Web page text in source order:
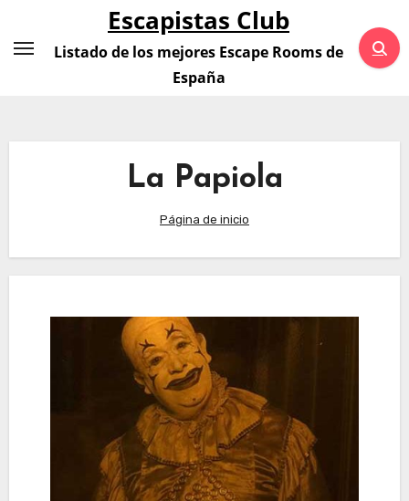
contenido
Escapistas Club
Listado de los mejores Escape Rooms de
España
La Papiola
Página de inicio